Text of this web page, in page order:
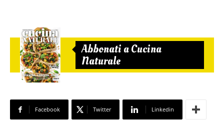
Abbonati a Cucina
Naturale
Facebook Twitter Linkedin